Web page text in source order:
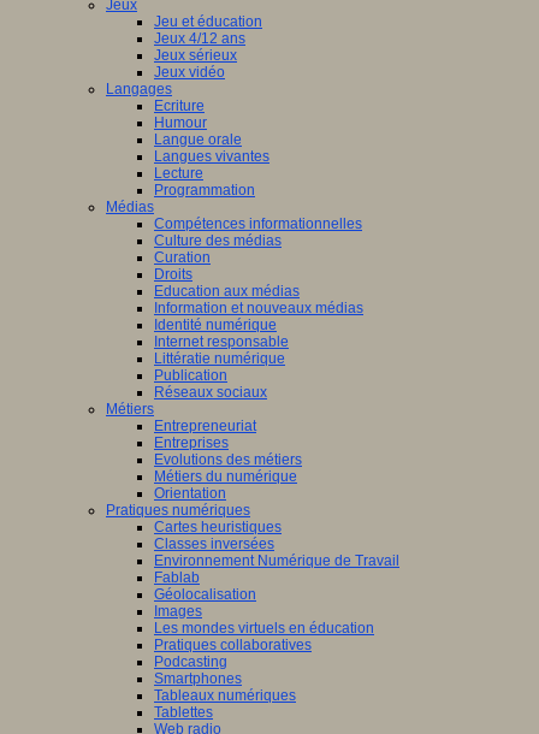
Jeux
Jeu et éducation
Jeux 4/12 ans
Jeux sérieux
Jeux vidéo
Langages
Ecriture
Humour
Langue orale
Langues vivantes
Lecture
Programmation
Médias
Compétences informationnelles
Culture des médias
Curation
Droits
Education aux médias
Information et nouveaux médias
Identité numérique
Internet responsable
Littératie numérique
Publication
Réseaux sociaux
Métiers
Entrepreneuriat
Entreprises
Evolutions des métiers
Métiers du numérique
Orientation
Pratiques numériques
Cartes heuristiques
Classes inversées
Environnement Numérique de Travail
Fablab
Géolocalisation
Images
Les mondes virtuels en éducation
Pratiques collaboratives
Podcasting
Smartphones
Tableaux numériques
Tablettes
Web radio